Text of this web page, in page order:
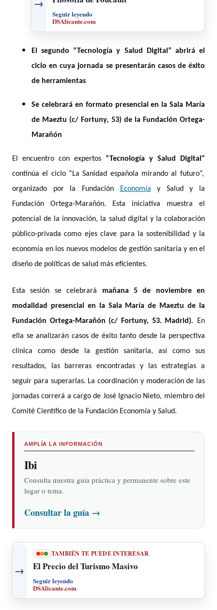
→
Seguir leyendo
DSAlicante.com
El segundo “Tecnología y Salud Digital” abrirá el
ciclo en cuya jornada se presentarán casos de éxito
de herramientas
Se celebrará en formato presencial en la Sala María
de Maeztu (c/ Fortuny, 53) de la Fundación Ortega-
Marañón
El encuentro con expertos “Tecnología y Salud Digital”
continúa el ciclo “La Sanidad española mirando al futuro”,
organizado por la Fundación
Economía y Salud y la
Fundación Ortega-Marañón. Esta iniciativa muestra el
potencial de la innovación, la salud digital y la colaboración
público-privada como ejes clave para la sostenibilidad y la
economía en los nuevos modelos de gestión sanitaria y en el
diseño de políticas de salud más eficientes.
Esta sesión se celebrará mañana 5 de noviembre en
modalidad presencial en la Sala María de Maeztu de la
Fundación Ortega-Marañón (c/ Fortuny, 53. Madrid).
En
ella se analizarán casos de éxito tanto desde la perspectiva
clínica como desde la gestión sanitaria, así como sus
resultados, las barreras encontradas y las estrategias a
seguir para superarlas. La coordinación y moderación de las
jornadas correrá a cargo de José Ignacio Nieto, miembro del
Comité Científico de la Fundación Economía y Salud.
AMPLÍA LA INFORMACIÓN
Ibi
Consulta nuestra guía práctica y permanente sobre este
lugar o tema.
Consultar la guía →
→
TAMBIÉN TE PUEDE INTERESAR
El Precio del Turismo Masivo
Seguir leyendo
DSAlicante.com